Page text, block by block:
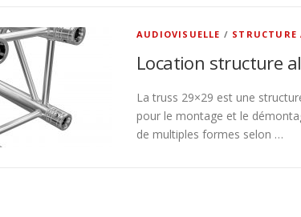
AUDIOVISUELLE / STRUCTURE
Location structure
La truss 29×29 est une
pour le montage et le
de multiples formes selon …